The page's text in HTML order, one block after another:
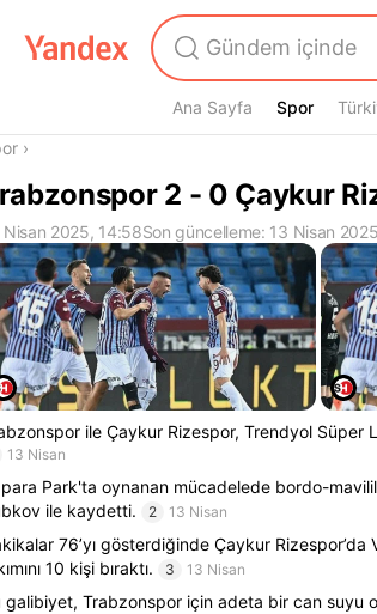
Ana Sayfa Spor
Spor
›
2 - 0 Çaykur
Nisan 2025, 14:58Son güncelleme: 13 Nisan
ile Çaykur Rizespor, Trendyol Süper
13 Nisan
Park'ta oynanan mücadelede bordo-
ile kaydetti.
2 13 Nisan
76’yı gösterdiğinde Çaykur Rizespor’da
10 kişi bıraktı.
3 13 Nisan
galibiyet, Trabzonspor için adeta bir can suyu